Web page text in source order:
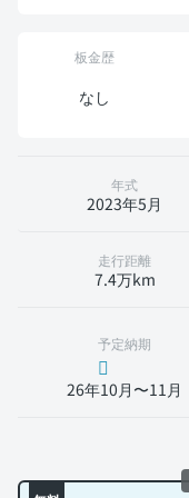
板金歴
なし
年式
2023年5月
走行距離
7.4万km
予定納期
26年10月〜11月